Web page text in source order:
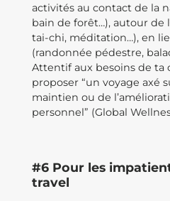
activités au contact de la
bain de forêt…), autour de
tai-chi, méditation…), en
(randonnée pédestre,
Attentif aux besoins de ta
proposer “un voyage axé
maintien ou de
personnel” (Global
#6 Pour les
travel